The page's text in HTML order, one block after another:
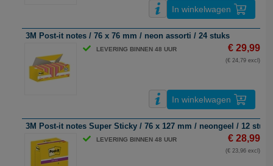
In winkelwagen
3M Post-it notes / 76 x 76 mm / neon assorti / 24 stuks
LEVERING BINNEN 48 UUR € 29,99
(€ 24,79 excl)
In winkelwagen
3M Post-it notes Super Sticky / 76 x 127 mm / neongeel / 12 stuks
LEVERING BINNEN 48 UUR € 28,99
(€ 23,96 excl)